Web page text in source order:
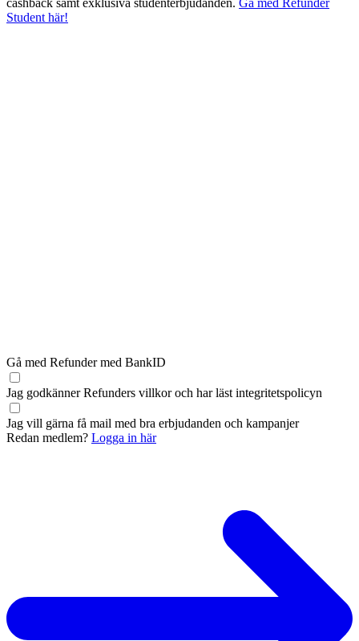
Student här!
Gå med Refunder med BankID
Jag godkänner Refunders villkoroch har läst integritetspolicyn
Jag vill gärna få mail med bra erbjudanden och kampanjer
Redan medlem? Logga in här